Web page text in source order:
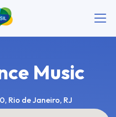
Music
Rio de Janeiro, RJ